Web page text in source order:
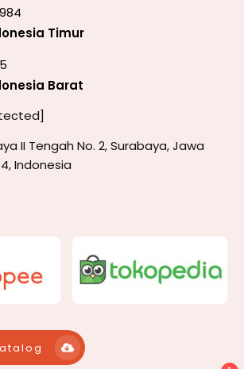
Timur
Barat
II Tengah No. 2, Surabaya, Jawa
Indonesia